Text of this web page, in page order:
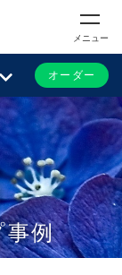
メニュー
オーダー
事例